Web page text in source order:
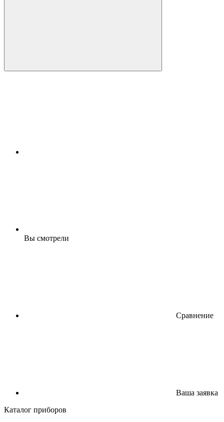
Вы смотрели
Сравнение
Ваша заявка
Каталог приборов